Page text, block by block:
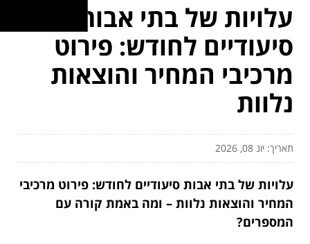
עלויות של בתי אבות
סיעודיים לחודש: פירוט
מרכיבי המחיר והוצאות
נלוות
תאריך: יונ 08, 2026
עלויות של בתי אבות סיעודיים לחודש: פירוט מרכיבי
המחיר והוצאות נלוות – ומה באמת קורה עם
המספרים?